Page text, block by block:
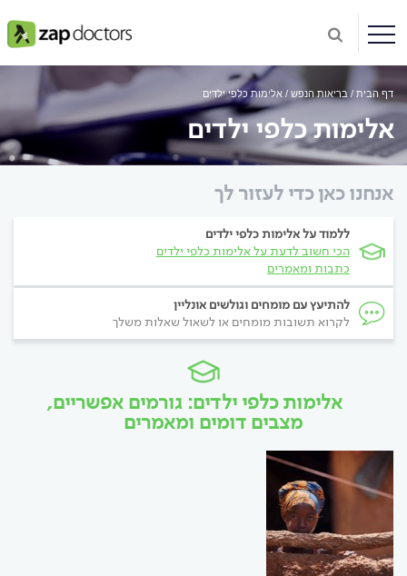
דף הבית בריאות הנפש אלימות כלפי ילדים
אלימות כלפי ילדים
אנחנו כאן כדי לעזור לך
ללמוד על אלימות כלפי ילדים
הכי חשוב לדעת על אלימות כלפי ילדים
כתבות ומאמרים
להתיעץ עם מומחים וגולשים אונליין
לקרוא תשובות מומחים או לשאול שאלות משלך
אלימות כלפי ילדים: גורמים אפשריים,
מצבים דומים ומאמרים